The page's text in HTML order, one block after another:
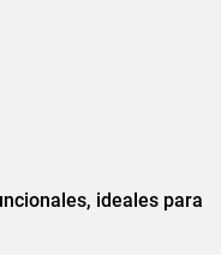
ideales para